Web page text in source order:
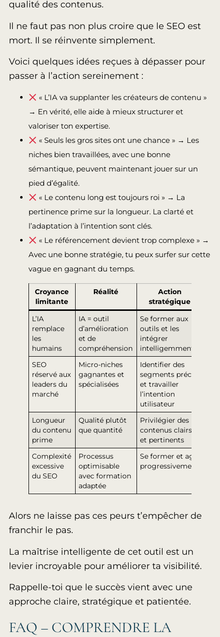
qualité des contenus.
Il ne faut pas non plus croire que le SEO est
mort. Il se réinvente simplement.
Voici quelques idées reçues à dépasser pour
passer à l’action sereinement :
« L’IA va supplanter les créateurs de contenu »
→ En vérité, elle aide à mieux structurer et
valoriser ton expertise.
« Seuls les gros sites ont une chance » → Les
niches bien travaillées, avec une bonne
sémantique, peuvent maintenant jouer sur un
pied d’égalité.
« Le contenu long est toujours roi » → La
pertinence prime sur la longueur. La clarté et
l’adaptation à l’intention sont clés.
« Le référencement devient trop complexe » →
Avec une bonne stratégie, tu peux surfer sur cette
vague en gagnant du temps.
Croyance
limitante
Réalité
Action
stratégique
L’IA
remplace
les
humains
IA = outil
d’amélioration
et de
compréhension
Se former aux
outils et les
intégrer
intelligemment
SEO
réservé aux
leaders du
marché
Micro-niches
gagnantes et
spécialisées
Identifier des
segments précis
et travailler
l’intention
utilisateur
Longueur
du contenu
prime
Qualité plutôt
que quantité
Privilégier des
contenus clairs
et pertinents
Complexité
excessive
du SEO
Processus
optimisable
avec formation
adaptée
Se former et agir
progressivement
Alors ne laisse pas ces peurs t’empêcher de
franchir le pas.
La maîtrise intelligente de cet outil est un
levier incroyable pour améliorer ta visibilité.
Rappelle-toi que le succès vient avec une
approche claire, stratégique et patientée.
FAQ – COMPRENDRE LA